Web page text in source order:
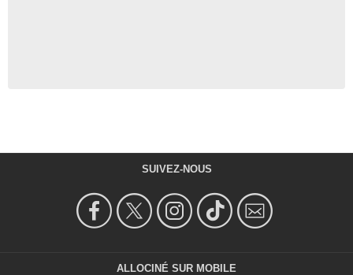
SUIVEZ-NOUS
ALLOCINÉ SUR MOBILE